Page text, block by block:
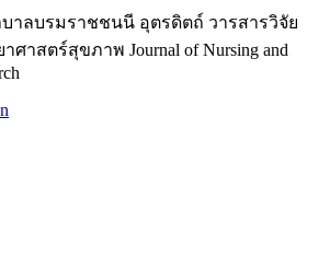
าลบรมราชชนนี อุตรดิตถ์ วารสารวิจัย
าสตร์สุขภาพ Journal of Nursing and